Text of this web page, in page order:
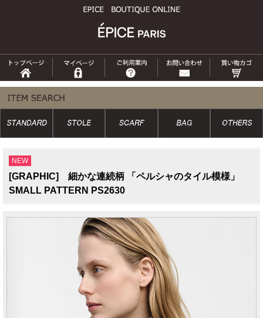
NEW
[GRAPHIC] 細かな連続柄 「ペルシャのタイル模様」
SMALL PATTERN PS2630